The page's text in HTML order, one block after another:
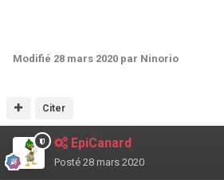
Modifié 28 mars 2020 par Ninorio
Citer
EpiCanard
Posté 28 mars 2020